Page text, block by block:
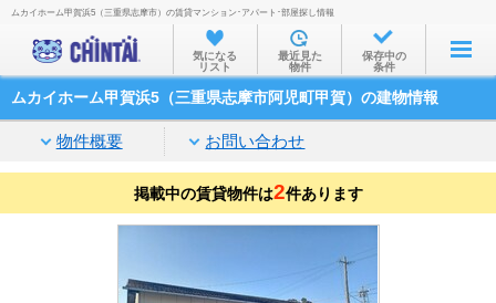
お部屋を探す
沿線・駅から
家賃相場から
通勤通学時間から
ムカイホーム甲賀浜5（三重県志摩市）の賃貸マンション･アパート･部屋探し情報
気になる
リスト
最近見た
物件
保存中の
条件
ムカイホーム甲賀浜5（三重県志摩市阿児町甲賀）の建物情報
物件概要 お問い合わせ
掲載中の賃貸物件は2件あります